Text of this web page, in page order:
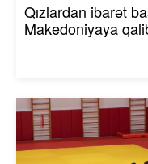
Qızlardan ibarət
Makedoniyaya